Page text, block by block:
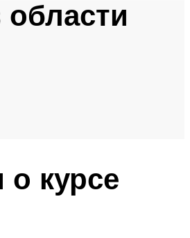
области
о курсе